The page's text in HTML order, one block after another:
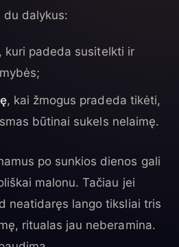
dalykus:
, kuri padeda susitelkti ir
, kai žmogus pradeda tikėti,
būtinai sukels nelaimę.
po sunkios dienos gali
malonu. Tačiau jei
neatidaręs lango tiksliai tris
ritualas jau neberamina.